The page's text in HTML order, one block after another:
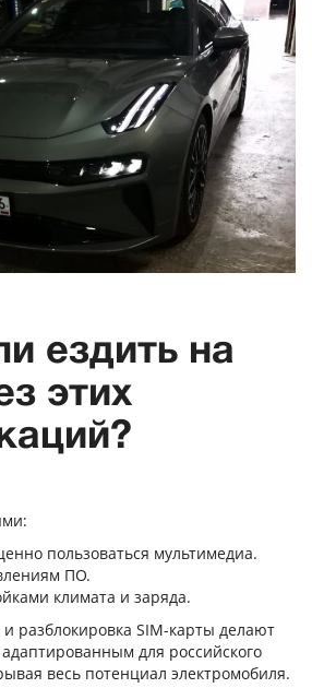
ездить на
этих
пользоваться мультимедиа.
ПО.
климата и заряда.
разблокировка SIM-карты делают
для российского
весь потенциал электромобиля.